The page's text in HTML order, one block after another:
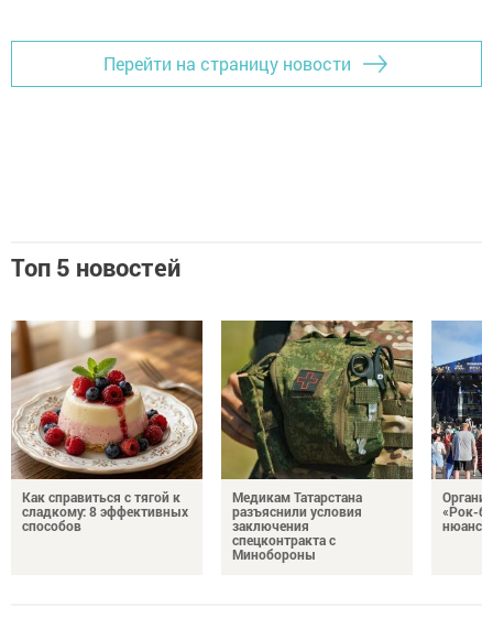
Перейти на страницу новости
Топ 5 новостей
Как справиться с тягой к
сладкому: 8 эффективных
способов
Медикам Татарстана
разъяснили условия
заключения
спецконтракта с
Минобороны
«Рок-